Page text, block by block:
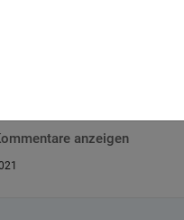
and save this
anzeigen